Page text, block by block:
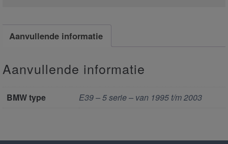
Aanvullende informatie
Aanvullende informatie
BMW type E39 – 5 serie – van 1995 t/m 2003